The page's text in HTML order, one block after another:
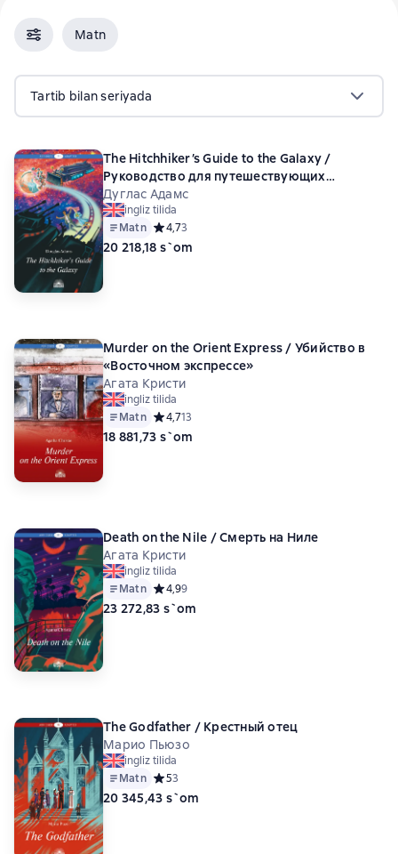
Matn
Tartib bilan seriyada
The Hitchhiker’s Guide to the Galaxy /
Руководство для путешествующих
автостопом по Галактике
Дуглас Адамс
ingliz tilida
Matn Средний рейтинг 4,7 на основе 3 оценок
4,73
20 218,18 s`om
Murder on the Orient Express / Убийство в
«Восточном экспрессе»
Агата Кристи
ingliz tilida
Matn Средний рейтинг 4,7 на основе 13 оценок
4,713
18 881,73 s`om
Death on the Nile / Смерть на Ниле
Агата Кристи
ingliz tilida
Matn Средний рейтинг 4,9 на основе 9 оценок
4,99
23 272,83 s`om
The Godfather / Крестный отец
Марио Пьюзо
ingliz tilida
Matn Средний рейтинг 5 на основе 3 оценок
53
20 345,43 s`om